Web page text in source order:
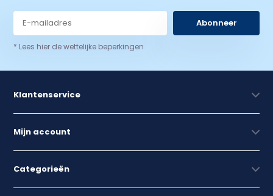
Abonneer
* Lees hier de wettelijke beperkingen
Klantenservice
Mijn account
Categorieën